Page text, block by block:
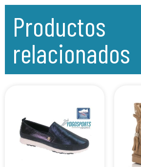
Productos
relacionados